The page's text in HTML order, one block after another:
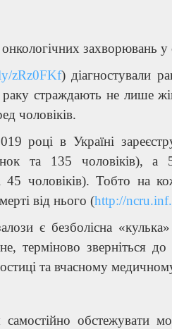
захворювань у
zRz0FKf) діагностували
раку страждають не лише
чоловіків.
році в Україні
та 135 чоловіків),
45 чоловіків). Тобто на
від нього (http://
є безболісна
терміново зверніться до
та вчасному
обстежувати